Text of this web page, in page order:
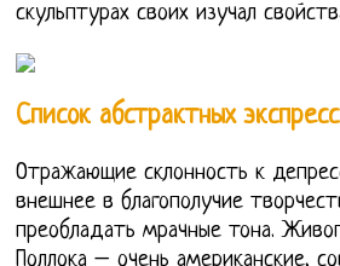
скульптурах своих изучал
Список абстрактных
Отражающие склонность к
внешнее в благополучие
преобладать мрачные тона.
Поллока – очень американские,